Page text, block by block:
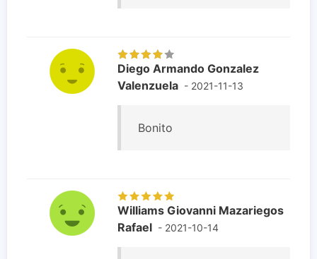
Diego Armando Gonzalez
Valenzuela - 2021-11-13
Bonito
Williams Giovanni Mazariegos
Rafael - 2021-10-14